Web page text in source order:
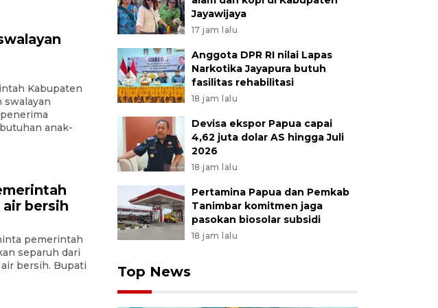
Kabupaten
swalayan
anak-
air bersih
pemerintah
separuh dari
bersih. Bupati
Jayawijaya
17 jam lalu
Anggota DPR RI nilai Lapas
Narkotika Jayapura butuh
fasilitas rehabilitasi
18 jam lalu
Devisa ekspor Papua capai
4,62 juta dolar AS hingga Juli
2026
18 jam lalu
Pertamina Papua dan Pemkab
Tanimbar komitmen jaga
pasokan biosolar subsidi
18 jam lalu
Top News